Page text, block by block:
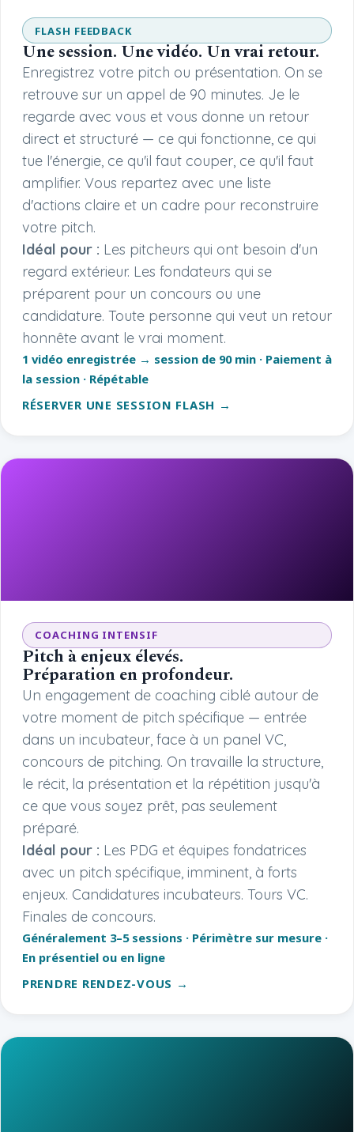
FLASH FEEDBACK
Une session. Une vidéo. Un vrai retour.
Enregistrez votre pitch ou présentation. On se
retrouve sur un appel de 90 minutes. Je le
regarde avec vous et vous donne un retour
direct et structuré — ce qui fonctionne, ce qui
tue l'énergie, ce qu'il faut couper, ce qu'il faut
amplifier. Vous repartez avec une liste
d'actions claire et un cadre pour reconstruire
votre pitch.
Idéal pour : Les pitcheurs qui ont besoin d'un
regard extérieur. Les fondateurs qui se
préparent pour un concours ou une
candidature. Toute personne qui veut un retour
honnête avant le vrai moment.
1 vidéo enregistrée → session de 90 min · Paiement à
la session · Répétable
RÉSERVER UNE SESSION FLASH →
COACHING INTENSIF
Pitch à enjeux élevés.
Préparation en profondeur.
Un engagement de coaching ciblé autour de
votre moment de pitch spécifique — entrée
dans un incubateur, face à un panel VC,
concours de pitching. On travaille la structure,
le récit, la présentation et la répétition jusqu'à
ce que vous soyez prêt, pas seulement
préparé.
Idéal pour : Les PDG et équipes fondatrices
avec un pitch spécifique, imminent, à forts
enjeux. Candidatures incubateurs. Tours VC.
Finales de concours.
Généralement 3–5 sessions · Périmètre sur mesure ·
En présentiel ou en ligne
PRENDRE RENDEZ-VOUS →